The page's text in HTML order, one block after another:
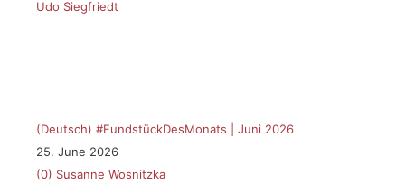
(Deutsch) #FundstückDesMonats | Juni 2026
25. June 2026
(0) Susanne Wosnitzka